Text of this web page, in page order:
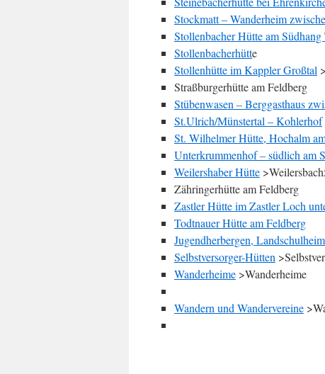
Stockmatt – Wanderheim
Stollenbacher Hütte am
Stollenbacherhütte
Stollenhütte im Kappler Großtal
Straßburgerhütte am Feldberg
Stübenwasen – Berggasthaus
St.Ulrich/Münstertal – Kohlerhof
St. Wilhelmer Hütte, Hochalm
Unterkrummenhof – südlich am
Weilershaber Hütte
Zähringerhütte am Feldberg
Zastler Hütte im Zastler Loch
Todtnauer Hütte am Feldberg
Jugendherbergen,
Selbstversorger-Hütten
Wanderheime >Wanderheime
Wandern und Wandervereine